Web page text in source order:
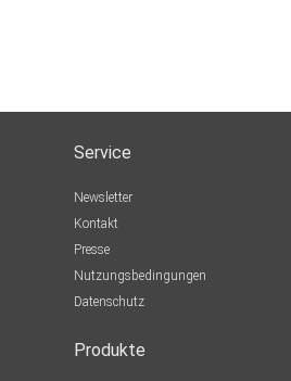
Service
Newsletter
Kontakt
Presse
Nutzungsbedingungen
Datenschutz
Produkte